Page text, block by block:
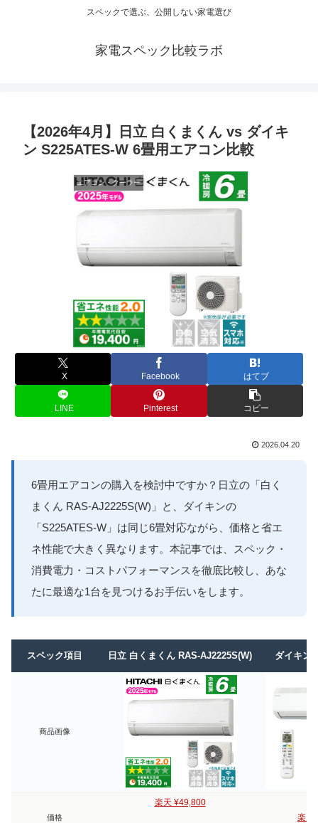
スペックで選ぶ、公開しない家電選び
家電スペック比較ラボ
【2026年4月】日立 白くまくん vs ダイキ
ン S225ATES-W 6畳用エアコン比較
エアコン・クーラー
X Facebook はてブ
LINE Pinterest コピー
2026.04.20
6畳用エアコンの購入を検討中ですか？日立の「白く
まくん RAS-AJ2225S(W)」と、ダイキンの
「S225ATES-W」は同じ6畳対応ながら、価格と省エ
ネ性能で大きく異なります。本記事では、スペック・
消費電力・コストパフォーマンスを徹底比較し、あな
たに最適な1台を見つけるお手伝いをします。
スペック項目 日立 白くまくん RAS-AJ2225S(W) ダイキン
商品画像
価格
楽天 ¥49,800
楽天